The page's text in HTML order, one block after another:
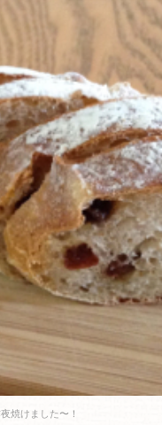
焼けました〜！